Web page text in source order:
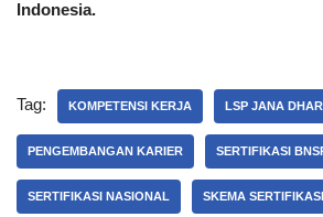
Indonesia.
Tag: KOMPETENSI KERJA LSP JANA
PENGEMBANGAN KARIER SERTIFIKASI
SERTIFIKASI NASIONAL SKEMA